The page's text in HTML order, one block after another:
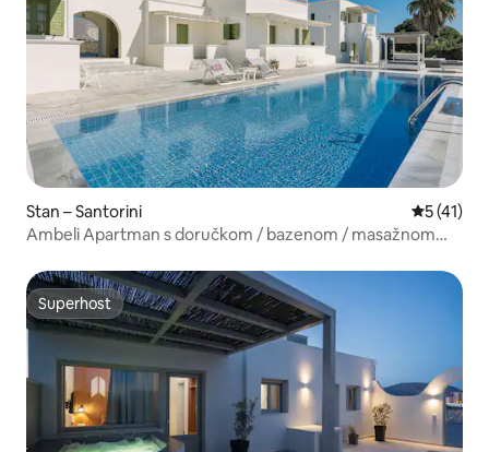
Stan – Santorini
5 (41)
Ambeli Apartman s doručkom / bazenom / masažnom
Superhost
Superhost